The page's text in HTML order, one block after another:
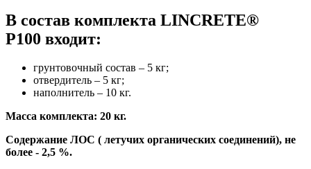
В состав комплекта LINCRETE®
P100 входит:
грунтовочный состав – 5 кг;
отвердитель – 5 кг;
наполнитель – 10 кг.
Масса комплекта: 20 кг.
Содержание ЛОС ( летучих органических соединений), не
более - 2,5 %.